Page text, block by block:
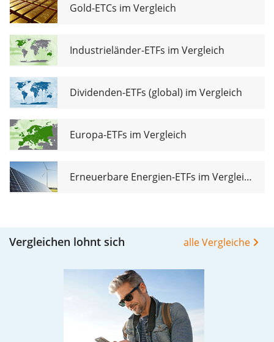
Gold-ETCs im Vergleich
Industrieländer-ETFs im Vergleich
Dividenden-ETFs (global) im Vergleich
Europa-ETFs im Vergleich
Erneuerbare Energien-ETFs im Vergleich
Vergleichen lohnt sich alle Vergleiche